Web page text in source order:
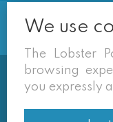
We use
The Lobster
browsing
you expressly